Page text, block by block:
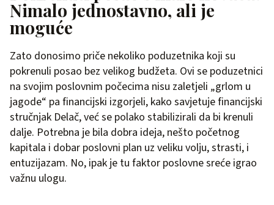
Nimalo jednostavno, ali je
moguće
Zato donosimo priče nekoliko poduzetnika koji su
pokrenuli posao bez velikog budžeta. Ovi se poduzetnici
na svojim poslovnim počecima nisu zaletjeli „grlom u
jagode“ pa financijski izgorjeli, kako savjetuje financijski
stručnjak Delač, već se polako stabilizirali da bi krenuli
dalje. Potrebna je bila dobra ideja, nešto početnog
kapitala i dobar poslovni plan uz veliku volju, strasti, i
entuzijazam. No, ipak je tu faktor poslovne sreće igrao
važnu ulogu.